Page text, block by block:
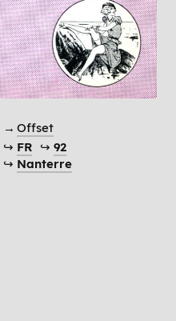
→ Offset
↪ FR ↪ 92
↪ Nanterre